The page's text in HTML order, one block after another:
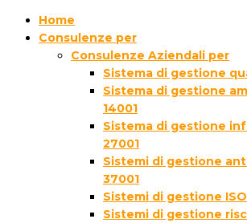
Home
Consulenze per
Consulenze Aziendali per
Sistema di gestione
Sistema di gestione
14001
Sistema di gestione
27001
Sistemi di gestione
37001
Sistemi di gestione
Sistemi di gestione